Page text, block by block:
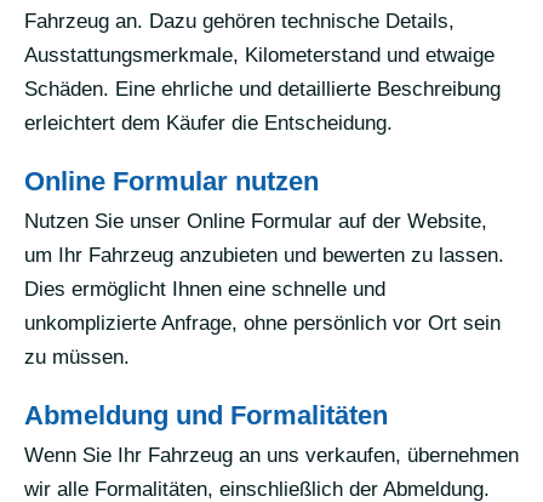
Fahrzeug an. Dazu gehören technische Details,
Ausstattungsmerkmale, Kilometerstand und etwaige
Schäden. Eine ehrliche und detaillierte Beschreibung
erleichtert dem Käufer die Entscheidung.
Online Formular nutzen
Nutzen Sie unser Online Formular auf der Website,
um Ihr Fahrzeug anzubieten und bewerten zu lassen.
Dies ermöglicht Ihnen eine schnelle und
unkomplizierte Anfrage, ohne persönlich vor Ort sein
zu müssen.
Abmeldung und Formalitäten
Wenn Sie Ihr Fahrzeug an uns verkaufen, übernehmen
wir alle Formalitäten, einschließlich der Abmeldung.